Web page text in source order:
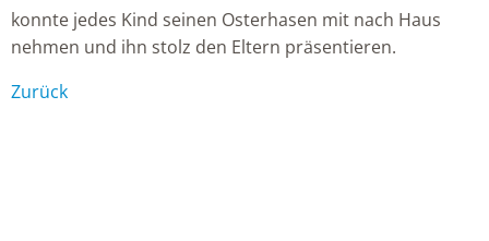
konnte jedes Kind seinen Osterhasen mit nach Haus
nehmen und ihn stolz den Eltern präsentieren.
Zurück